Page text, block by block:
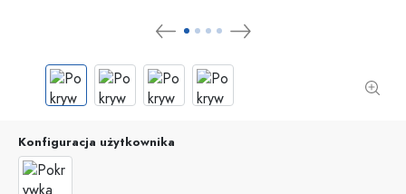
Konfiguracja użytkownika